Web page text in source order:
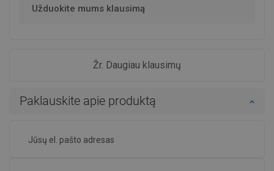
Užduokite mums klausimą
Žr. Daugiau klausimų
Paklauskite apie produktą